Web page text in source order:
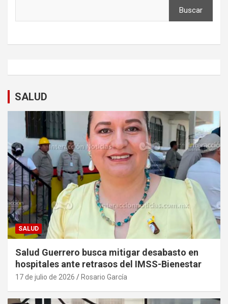
Buscar
SALUD
SALUD
Salud Guerrero busca mitigar desabasto en
hospitales ante retrasos del IMSS-Bienestar
17 de julio de 2026 Rosario García